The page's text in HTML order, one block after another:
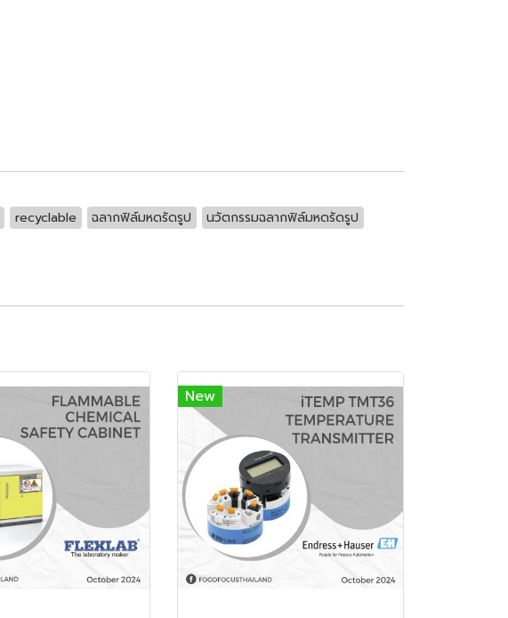
recyclable ฉลากฟิล์มหดรัดรูป
นวัตกรรมฉลากฟิล์มหดรัดรูป
New